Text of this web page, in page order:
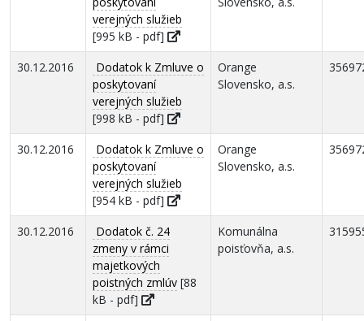
verejných služieb
[995 kB - pdf]
30.12.2016
Dodatok k Zmluve o
poskytovaní
verejných služieb
[998 kB - pdf]
Orange
Slovensko, a.s.
30.12.2016
Dodatok k Zmluve o
poskytovaní
verejných služieb
[954 kB - pdf]
Orange
Slovensko, a.s.
30.12.2016
Dodatok č. 24
zmeny v rámci
majetkových
poistných zmlúv [88
kB - pdf]
Komunálna
poisťovňa, a.s.